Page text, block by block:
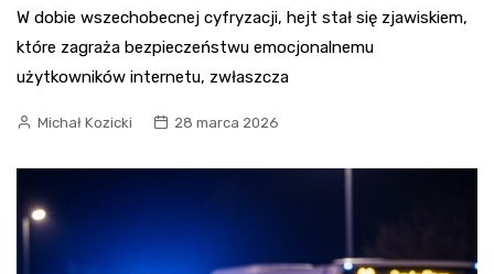
W dobie wszechobecnej cyfryzacji, hejt stał się zjawiskiem,
które zagraża bezpieczeństwu emocjonalnemu
użytkowników internetu, zwłaszcza
Michał Kozicki 28 marca 2026